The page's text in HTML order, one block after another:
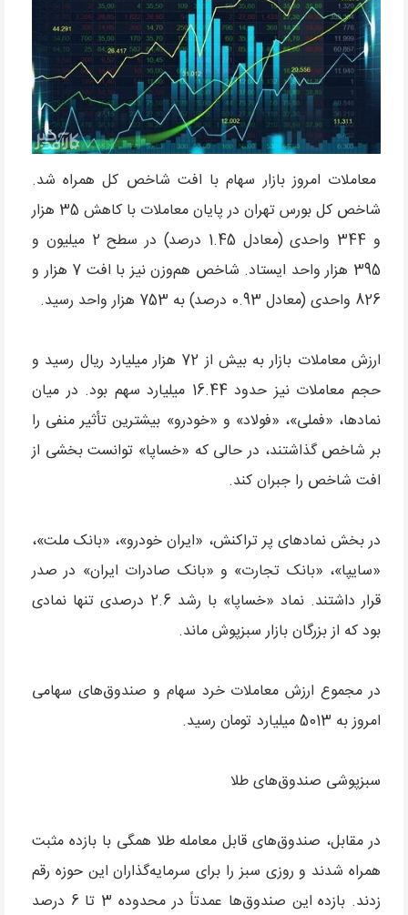
معاملات امروز بازار سهام با افت شاخص کل همراه شد.
شاخص کل بورس تهران در پایان معاملات با کاهش 35 هزار
و 344 واحدی (معادل 1.45 درصد) در سطح 2 میلیون و
395 هزار واحد ایستاد. شاخص هم‌وزن نیز با افت 7 هزار و
826 واحدی (معادل 0.93 درصد) به 753 هزار واحد رسید.
ارزش معاملات بازار به بیش از 72 هزار میلیارد ریال رسید و
حجم معاملات نیز حدود 16.44 میلیارد سهم بود. در میان
نمادها، «فملی»، «فولاد» و «خودرو» بیشترین تأثیر منفی را
بر شاخص گذاشتند، در حالی که «خساپا» توانست بخشی از
افت شاخص را جبران کند.
در بخش نمادهای پر تراکنش، «ایران خودرو»، «بانک ملت»،
«سایپا»، «بانک تجارت» و «بانک صادرات ایران» در صدر
قرار داشتند. نماد «خساپا» با رشد 2.6 درصدی تنها نمادی
بود که از بزرگان بازار سبزپوش ماند.
در مجموع ارزش معاملات خرد سهام و صندوق‌های سهامی
امروز به 5013 میلیارد تومان رسید.
سبزپوشی صندوق‌های طلا
در مقابل، صندوق‌های قابل معامله طلا همگی با بازده مثبت
همراه شدند و روزی سبز را برای سرمایه‌گذاران این حوزه رقم
زدند. بازده این صندوق‌ها عمدتاً در محدوده 3 تا 6 درصد